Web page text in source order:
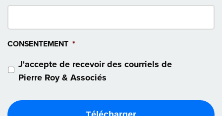
CONSENTEMENT *
J'accepte de recevoir des courriels de
Pierre Roy & Associés